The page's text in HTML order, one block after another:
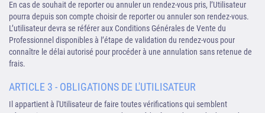
En cas de souhait de reporter ou annuler un rendez-vous pris, l’Utilisateur
pourra depuis son compte choisir de reporter ou annuler son rendez-vous.
L’utilisateur devra se référer aux Conditions Générales de Vente du
Professionnel disponibles à l’étape de validation du rendez-vous pour
connaître le délai autorisé pour procéder à une annulation sans retenue de
frais.
ARTICLE 3 - OBLIGATIONS DE L'UTILISATEUR
Il appartient à l'Utilisateur de faire toutes vérifications qui semblent